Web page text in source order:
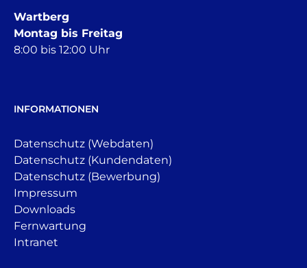
Wartberg
Montag bis Freitag
8:00 bis 12:00 Uhr
INFORMATIONEN
Datenschutz (Webdaten)
Datenschutz (Kundendaten)
Datenschutz (Bewerbung)
Impressum
Downloads
Fernwartung
Intranet